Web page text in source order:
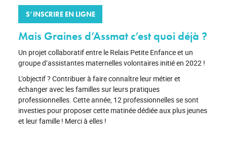
S’INSCRIRE EN LIGNE
Mais Graines d’Assmat c’est quoi déjà ?
Un projet collaboratif entre le Relais Petite Enfance et un
groupe d’assistantes maternelles volontaires initié en 2022 !
L’objectif ? Contribuer à faire connaître leur métier et
échanger avec les familles sur leurs pratiques
professionnelles. Cette année, 12 professionnelles se sont
investies pour proposer cette matinée dédiée aux plus jeunes
et leur famille ! Merci à elles !